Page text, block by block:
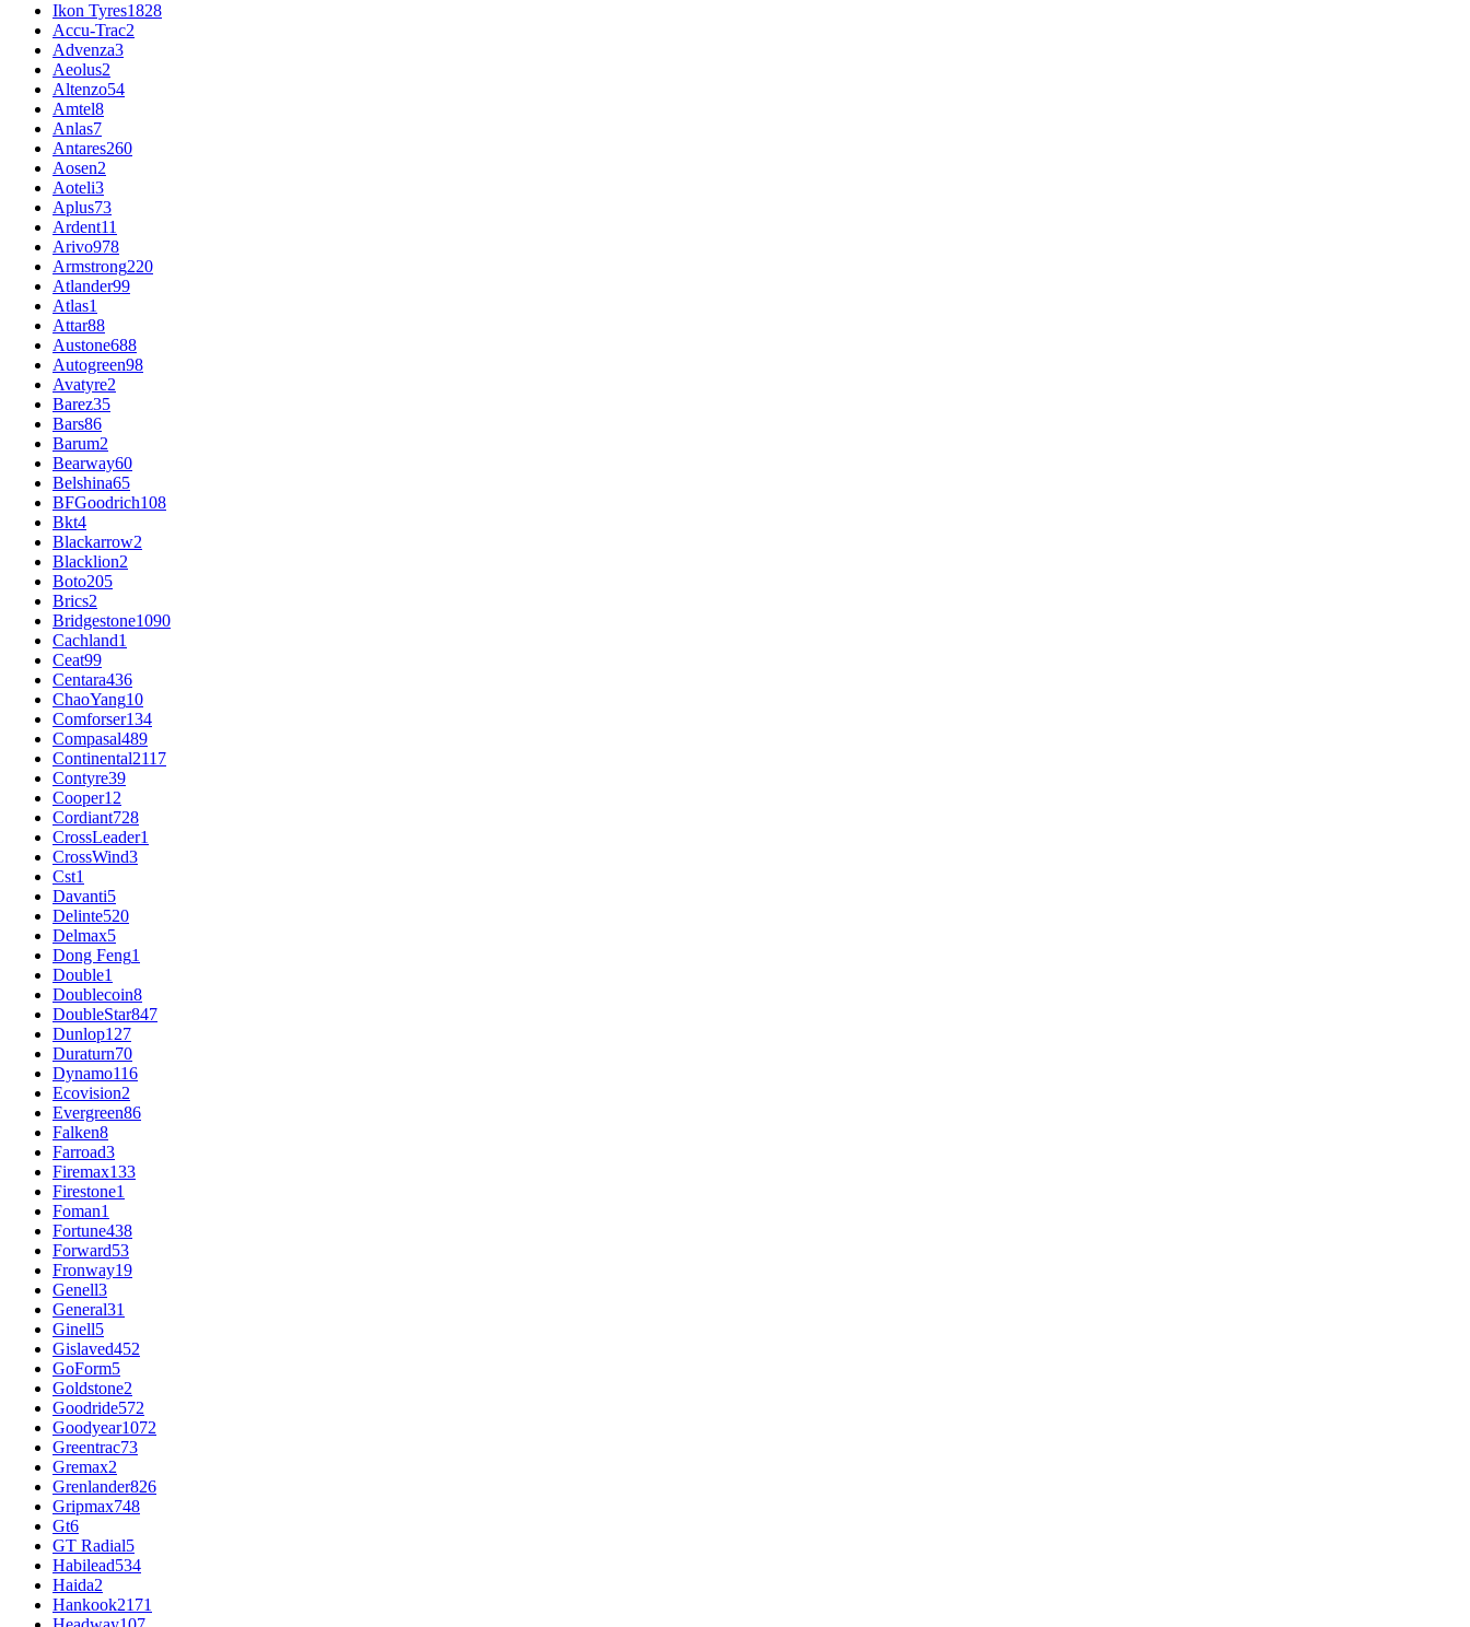
Ikon Tyres1828
Accu-Trac2
Advenza3
Aeolus2
Altenzo54
Amtel8
Anlas7
Antares260
Aosen2
Aoteli3
Aplus73
Ardent11
Arivo978
Armstrong220
Atlander99
Atlas1
Attar88
Austone688
Autogreen98
Avatyre2
Barez35
Bars86
Barum2
Bearway60
Belshina65
BFGoodrich108
Bkt4
Blackarrow2
Blacklion2
Boto205
Brics2
Bridgestone1090
Cachland1
Ceat99
Centara436
ChaoYang10
Comforser134
Compasal489
Continental2117
Contyre39
Cooper12
Cordiant728
CrossLeader1
CrossWind3
Cst1
Davanti5
Delinte520
Delmax5
Dong Feng1
Double1
Doublecoin8
DoubleStar847
Dunlop127
Duraturn70
Dynamo116
Ecovision2
Evergreen86
Falken8
Farroad3
Firemax133
Firestone1
Foman1
Fortune438
Forward53
Fronway19
Genell3
General31
Ginell5
Gislaved452
GoForm5
Goldstone2
Goodride572
Goodyear1072
Greentrac73
Gremax2
Grenlander826
Gripmax748
Gt6
GT Radial5
Habilead534
Haida2
Hankook2171